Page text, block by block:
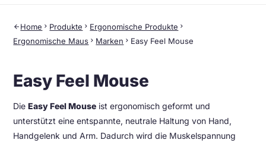
arrow_back Home chevron_right Produkte chevron_right Ergonomische Produkte chevron_right
Ergonomische Maus chevron_right Marken chevron_right Easy Feel Mouse
Easy Feel Mouse
DieEasy Feel Mouse ist ergonomisch geformt und
unterstützt eine entspannte, neutrale Haltung von Hand,
Handgelenk und Arm. Dadurch wird die Muskelspannung